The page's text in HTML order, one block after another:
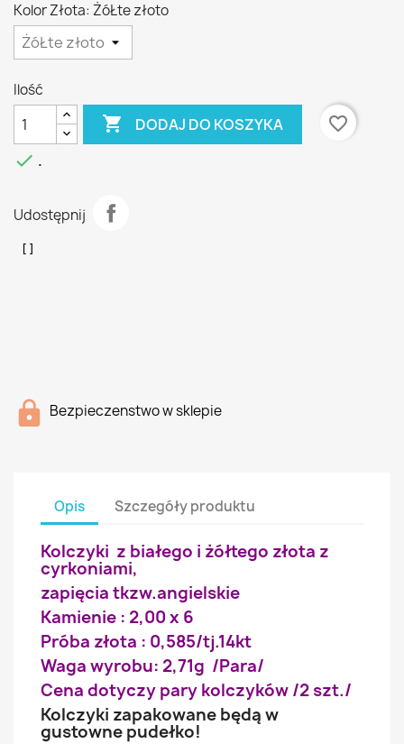
Kolor Złota: ŻóŁte złoto
Ilość
 DODAJ DO KOSZYKA
favorite_border
 .
Udostępnij
Bezpieczenstwo w sklepie
Opis Szczegóły produktu
Kolczyki z białego i żółtego złota z
cyrkoniami,
zapięcia tkzw.angielskie
Kamienie : 2,00 x 6
Próba złota : 0,585/tj.14kt
Waga wyrobu: 2,71g /Para/
Cena dotyczy pary kolczyków /2 szt./
Kolczyki zapakowane będą w
gustowne pudełko!